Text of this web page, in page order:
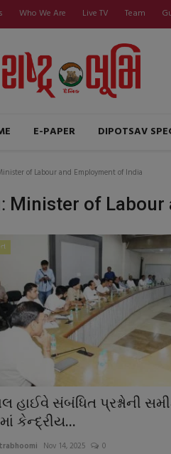
Who We Are Live TV Team
E-PAPER DIPOTSAV
of Labour and Employment of India
Minister of Labour
હાઈવે સંબંધિત પ્રશ્નોની
કેન્દ્રીય...
Nov 14, 2025 0